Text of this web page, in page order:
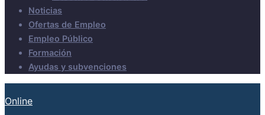
Noticias
Ofertas de Empleo
Empleo Público
Formación
Ayudas y subvenciones
Online